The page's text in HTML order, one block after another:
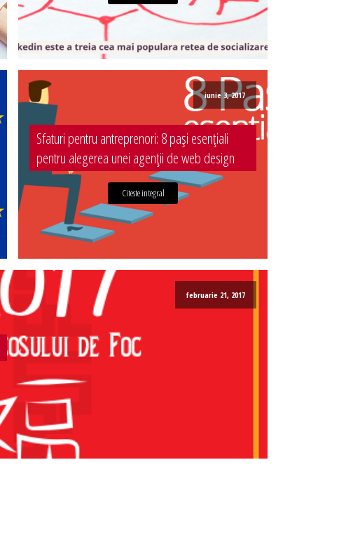
iunie 3, 2017
Sfaturi pentru antreprenori: 8 pași esențiali
pentru alegerea unei agenții de web design
Citeste integral
februarie 21, 2017